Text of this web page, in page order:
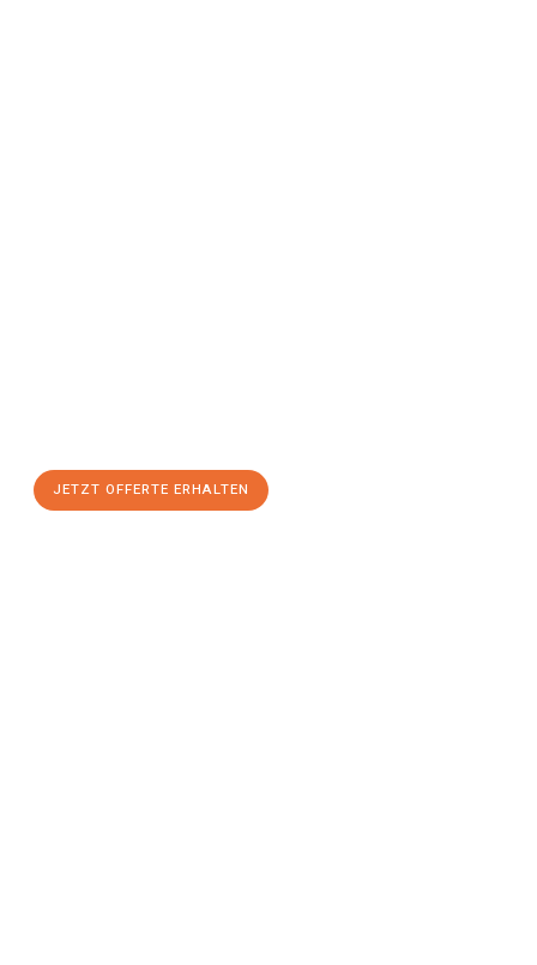
JETZT OFFERTE ERHALTEN